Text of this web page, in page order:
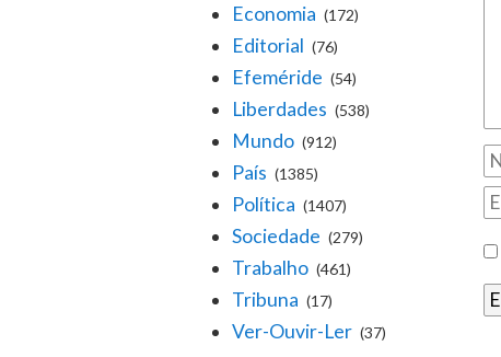
Economia (172)
Editorial (76)
Efeméride (54)
Liberdades (538)
Mundo (912)
País (1385)
Política (1407)
Sociedade (279)
Trabalho (461)
Tribuna (17)
Ver-Ouvir-Ler (37)